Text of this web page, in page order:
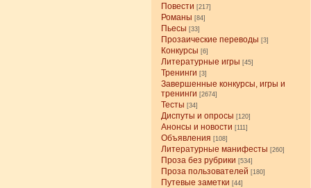
Повести [217]
Романы [84]
Пьесы [33]
Прозаические переводы [3]
Конкурсы [6]
Литературные игры [45]
Тренинги [3]
Завершенные конкурсы, игры и
тренинги [2674]
Тесты [34]
Диспуты и опросы [120]
Анонсы и новости [111]
Объявления [108]
Литературные манифесты [260]
Проза без рубрики [534]
Проза пользователей [180]
Путевые заметки [44]